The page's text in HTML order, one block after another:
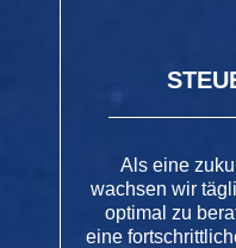
Als eine
wachsen wir
optimal zu
eine